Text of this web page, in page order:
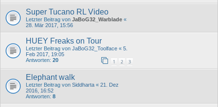
Super Tucano RL Video
Letzter Beitrag von JaBoG32_Warblade «
28. Mär 2017, 15:56
HUEY Freaks on Tour
Letzter Beitrag von JaBoG32_Toolface « 5.
Feb 2017, 19:05
Antworten: 20 1 2 3
Elephant walk
Letzter Beitrag von Siddharta « 21. Dez
2016, 16:52
Antworten: 8